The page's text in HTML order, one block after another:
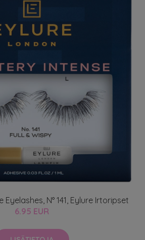
N° 141, Eylure Irtoripset
6.95 EUR